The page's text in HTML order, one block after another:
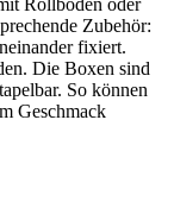
Rollboden oder
Zubehör:
fixiert.
Die Boxen sind
So können
Geschmack